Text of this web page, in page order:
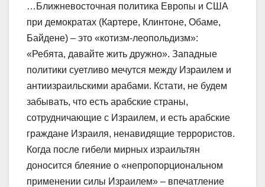
…Ближневосточная политика Европы и США
при демократах (Картере, Клинтоне, Обаме,
Байдене) – это «котизм-леопольдизм»:
«Ребята, давайте жить дружно». Западные
политики суетливо мечутся между Израилем и
антиизраильскими арабами. Кстати, не будем
забывать, что есть арабские страны,
сотрудничающие с Израилем, и есть арабские
граждане Израиля, ненавидящие террористов.
Когда после гибели мирных израильтян
доносится блеяние о «непропорциональном
применении силы Израилем» – впечатление